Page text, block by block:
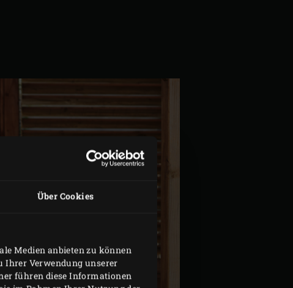
Über Cookies
Medien anbieten zu können
Ihrer Verwendung unserer
führen diese Informationen